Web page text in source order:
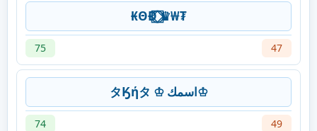
₭ΘĐ ⃝⃞⃟♛₩₮
75 47
タӃήタ ♔ اسمك♔
74 49